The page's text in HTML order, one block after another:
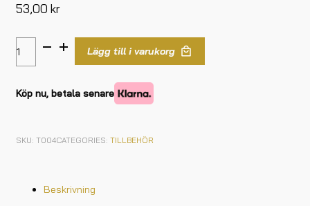
53,00 kr
Lägg till i varukorg
Köp nu, betala senare
SKU: T004CATEGORIES: TILLBEHÖR
Beskrivning